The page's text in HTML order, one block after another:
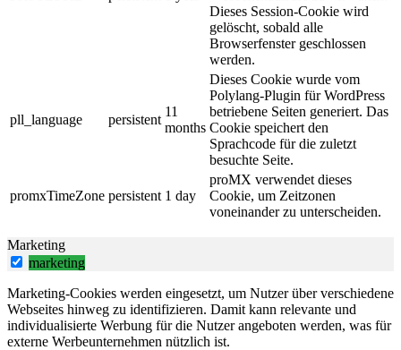
Dieses Session-Cookie wird
gelöscht, sobald alle
Browserfenster geschlossen
werden.
pll_language persistent
11
months
Dieses Cookie wurde vom
Polylang-Plugin für WordPress
betriebene Seiten generiert. Das
Cookie speichert den
Sprachcode für die zuletzt
besuchte Seite.
promxTimeZone persistent 1 day
proMX verwendet dieses
Cookie, um Zeitzonen
voneinander zu unterscheiden.
Marketing
marketing
Marketing-Cookies werden eingesetzt, um Nutzer über verschiedene
Webseites hinweg zu identifizieren. Damit kann relevante und
individualisierte Werbung für die Nutzer angeboten werden, was für
externe Werbeunternehmen nützlich ist.